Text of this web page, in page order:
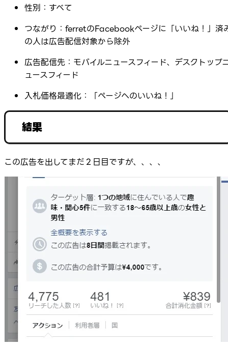
性別：すべて
つながり：ferretのFacebookページに「いいね！」済
の人は広告配信対象から除外
広告配信先：モバイルニュースフィード、デスクトップ
ュースフィード
入札価格最適化：「ページヘのいいね！」
結果
この広告を出してまだ２日目ですが、、、、